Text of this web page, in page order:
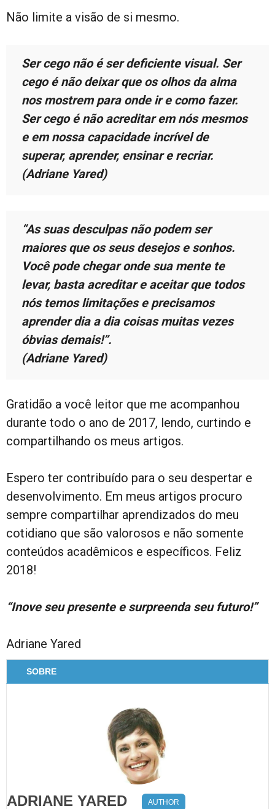
Não limite a visão de si mesmo.
Ser cego não é ser deficiente visual. Ser
cego é não deixar que os olhos da alma
nos mostrem para onde ir e como fazer.
Ser cego é não acreditar em nós mesmos
e em nossa capacidade incrível de
superar, aprender, ensinar e recriar.
(Adriane Yared)
“As suas desculpas não podem ser
maiores que os seus desejos e sonhos.
Você pode chegar onde sua mente te
levar, basta acreditar e aceitar que todos
nós temos limitações e precisamos
aprender dia a dia coisas muitas vezes
óbvias demais!”.
(Adriane Yared)
Gratidão a você leitor que me acompanhou
durante todo o ano de 2017, lendo, curtindo e
compartilhando os meus artigos.
Espero ter contribuído para o seu despertar e
desenvolvimento. Em meus artigos procuro
sempre compartilhar aprendizados do meu
cotidiano que são valorosos e não somente
conteúdos acadêmicos e específicos. Feliz
2018!
“Inove seu presente e surpreenda seu futuro!”
Adriane Yared
SOBRE
ADRIANE YARED AUTHOR